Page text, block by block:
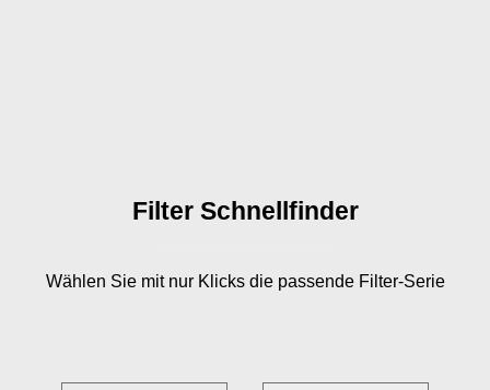
Filter Schnellfinder
Wählen Sie mit nur Klicks die passende Filter-Serie